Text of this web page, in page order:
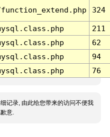
324
211
62
94
76
记录, 由此给您带来的访问不便我
意.